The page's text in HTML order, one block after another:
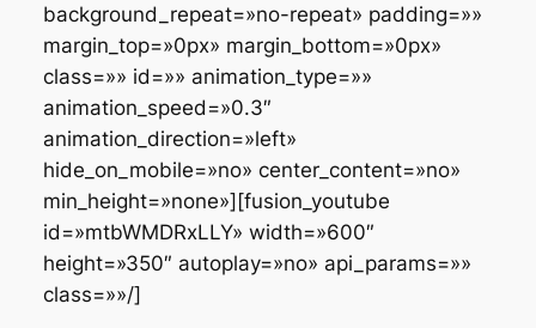
background_repeat=»no-repeat» padding=»»
margin_top=»0px» margin_bottom=»0px»
class=»» id=»» animation_type=»»
animation_speed=»0.3″
animation_direction=»left»
hide_on_mobile=»no» center_content=»no»
min_height=»none»][fusion_youtube
id=»mtbWMDRxLLY» width=»600″
height=»350″ autoplay=»no» api_params=»»
class=»»/]